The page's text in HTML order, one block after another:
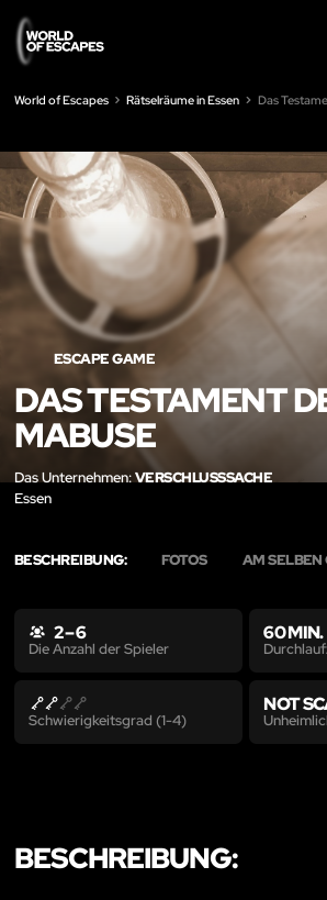
World of Escapes Rätselräume in Essen Das
ESCAPE GAME
DAS TESTAMENT
MABUSE
Das Unternehmen:VERSCHLUSSSACHE
Essen
BESCHREIBUNG: FOTOS AM SELBEN
2 – 6
Die Anzahl der Spieler
60 MIN.
Schwierigkeitsgrad (1-4)
NOT
BESCHREIBUNG: